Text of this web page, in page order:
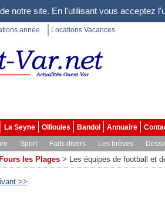
notre site. En l'utilisant vous acceptez
année Locations Vacances
La Seyne Ollioules Bandol Annuaire
Sport Faits divers Les brèves
les Plages > Les équipes de football et
>>